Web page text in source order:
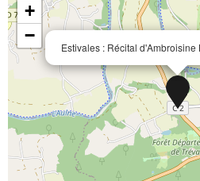
Estivales : Récital d'Ambroisine
+
−